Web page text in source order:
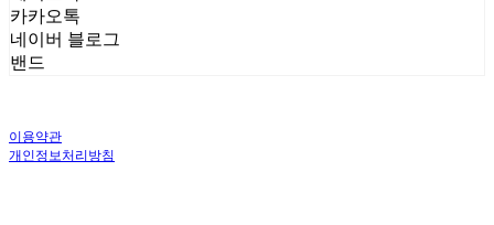
카카오톡
네이버 블로그
밴드
이용약관
개인정보처리방침